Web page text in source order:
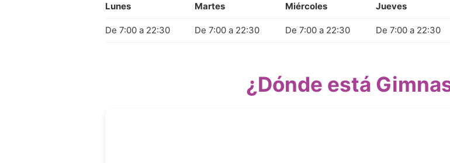
Lunes Martes Miércoles Jueves
De 7:00 a 22:30 De 7:00 a 22:30 De 7:00 a 22:30 De 7:00 a 22:30
¿Dónde está